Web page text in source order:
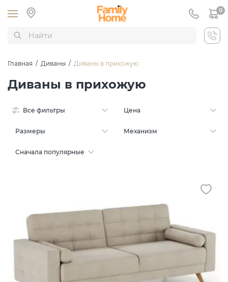
0
Главная / Диваны / Диваны в прихожую
Диваны в прихожую
Все фильтры Цена
Размеры Механизм
Сначала популярные